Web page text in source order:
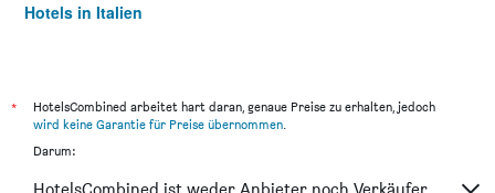
Hotels in Italien
*
HotelsCombined arbeitet hart daran, genaue Preise zu erhalten, jedoch
wird keine Garantie für Preise übernommen.
Darum:
HotelsCombined ist weder Anbieter noch Verkäufer.